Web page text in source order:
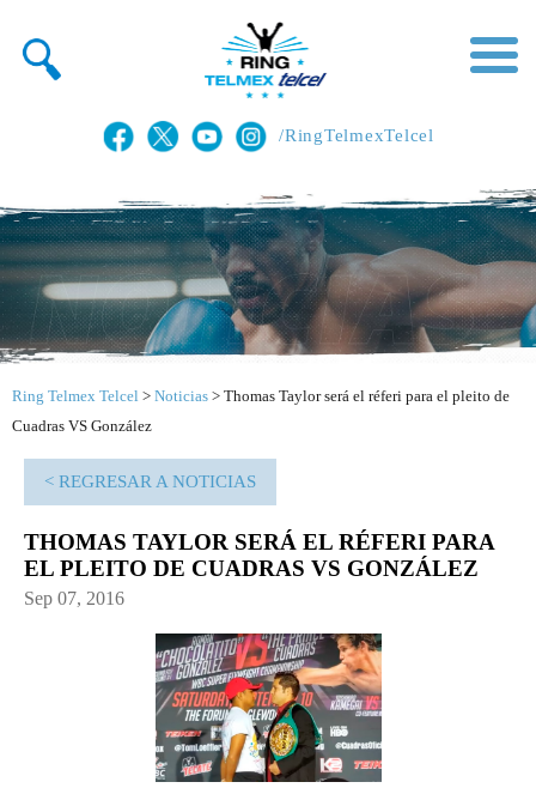
/RingTelmexTelcel
Ring Telmex Telcel > Noticias > Thomas Taylor será el réferi para el pleito de
Cuadras VS González
< REGRESAR A NOTICIAS
THOMAS TAYLOR SERÁ EL RÉFERI PARA
EL PLEITO DE CUADRAS VS GONZÁLEZ
Sep 07, 2016